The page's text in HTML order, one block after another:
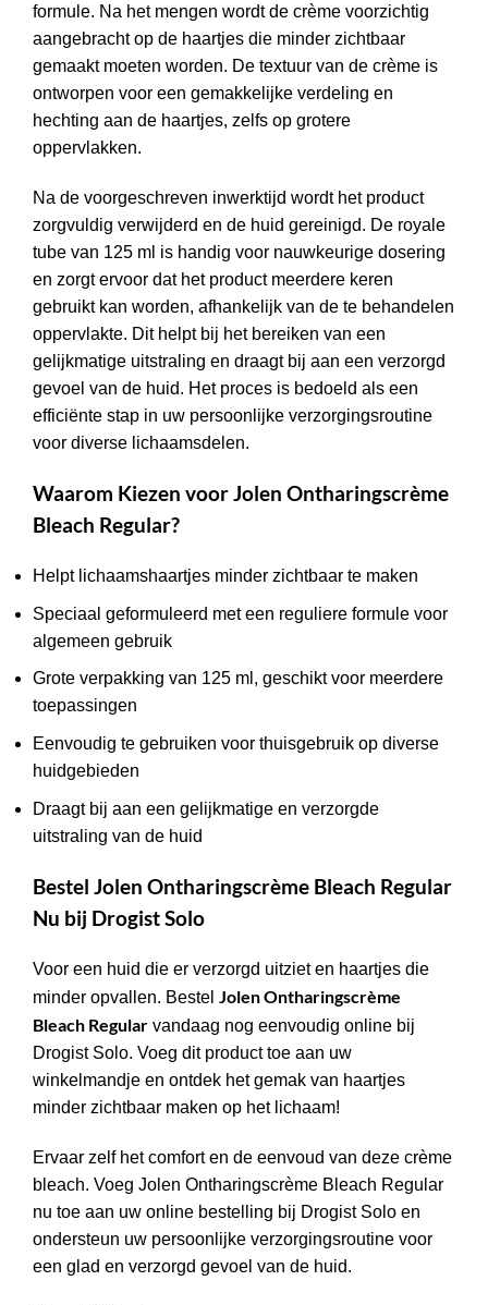
formule. Na het mengen wordt de crème voorzichtig
aangebracht op de haartjes die minder zichtbaar
gemaakt moeten worden. De textuur van de crème is
ontworpen voor een gemakkelijke verdeling en
hechting aan de haartjes, zelfs op grotere
oppervlakken.
Na de voorgeschreven inwerktijd wordt het product
zorgvuldig verwijderd en de huid gereinigd. De royale
tube van 125 ml is handig voor nauwkeurige dosering
en zorgt ervoor dat het product meerdere keren
gebruikt kan worden, afhankelijk van de te behandelen
oppervlakte. Dit helpt bij het bereiken van een
gelijkmatige uitstraling en draagt bij aan een verzorgd
gevoel van de huid. Het proces is bedoeld als een
efficiënte stap in uw persoonlijke verzorgingsroutine
voor diverse lichaamsdelen.
Waarom Kiezen voor Jolen Ontharingscrème
Bleach Regular?
Helpt lichaamshaartjes minder zichtbaar te maken
Speciaal geformuleerd met een reguliere formule voor
algemeen gebruik
Grote verpakking van 125 ml, geschikt voor meerdere
toepassingen
Eenvoudig te gebruiken voor thuisgebruik op diverse
huidgebieden
Draagt bij aan een gelijkmatige en verzorgde
uitstraling van de huid
Bestel Jolen Ontharingscrème Bleach Regular
Nu bij Drogist Solo
Voor een huid die er verzorgd uitziet en haartjes die
minder opvallen. Bestel Jolen Ontharingscrème
Bleach Regular vandaag nog eenvoudig online bij
Drogist Solo. Voeg dit product toe aan uw
winkelmandje en ontdek het gemak van haartjes
minder zichtbaar maken op het lichaam!
Ervaar zelf het comfort en de eenvoud van deze crème
bleach. Voeg Jolen Ontharingscrème Bleach Regular
nu toe aan uw online bestelling bij Drogist Solo en
ondersteun uw persoonlijke verzorgingsroutine voor
een glad en verzorgd gevoel van de huid.